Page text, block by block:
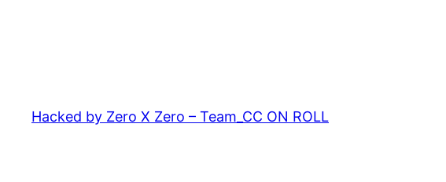
Hacked by Zero X Zero – Team_CC ON ROLL